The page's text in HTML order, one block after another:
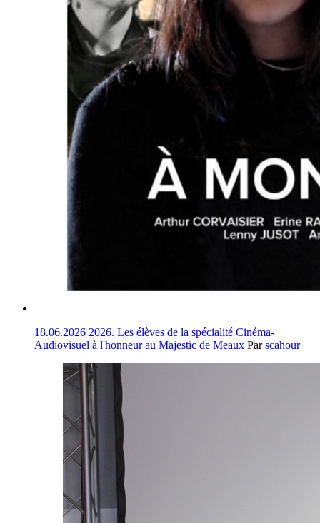
18.06.2026 2026. Les élèves de la spécialité Cinéma-
Audiovisuel à l'honneur au Majestic de Meaux Parscahour